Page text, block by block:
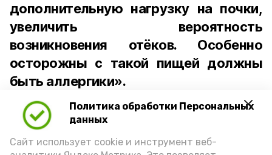
Политика обработки Персональных
данных
Сайт использует cookie и инструмент веб-
дополнительную нагрузку на почки,
увеличить вероятность
возникновения отёков. Особенно
осторожны с такой пищей должны
быть аллергики».
Для взрослого человека безопасной
порцией икры считается 30-50 граммов
(2-3 ложки). При этом следует обратить